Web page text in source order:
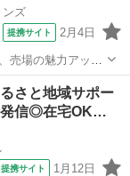
ズ
提携サイト 2月4日
売場の魅力アップ
イベートとの両
さと地域サポー
発信◎在宅OK…
提携サイト 1月12日